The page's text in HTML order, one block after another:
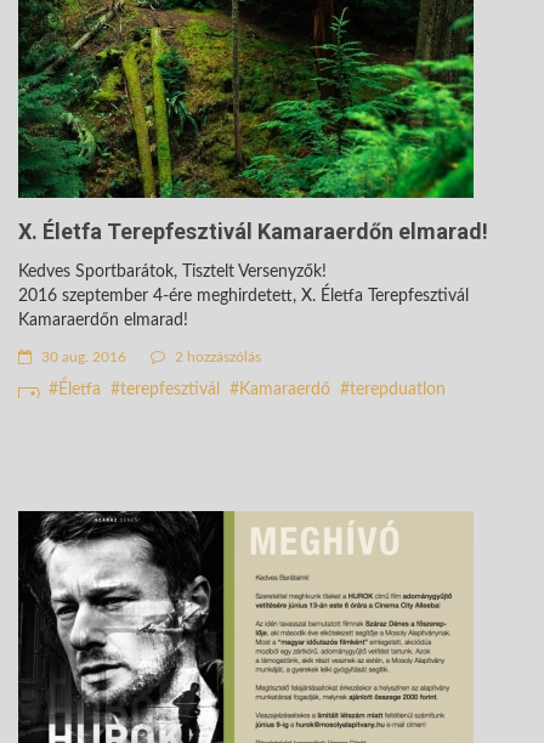
X. Életfa Terepfesztivál Kamaraerdőn elmarad!
Kedves Sportbarátok, Tisztelt Versenyzők!
2016 szeptember 4-ére meghirdetett, X. Életfa Terepfesztivál
Kamaraerdőn elmarad!
30 aug. 2016 2 hozzászólás
Életfa terepfesztivál Kamaraerdő terepduatlon